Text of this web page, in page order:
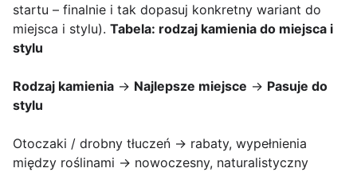
startu – finalnie i tak dopasuj konkretny wariant do
miejsca i stylu). Tabela: rodzaj kamienia do miejsca i
stylu
Rodzaj kamienia → Najlepsze miejsce → Pasuje do
stylu
Otoczaki / drobny tłuczeń → rabaty, wypełnienia
między roślinami → nowoczesny, naturalistyczny